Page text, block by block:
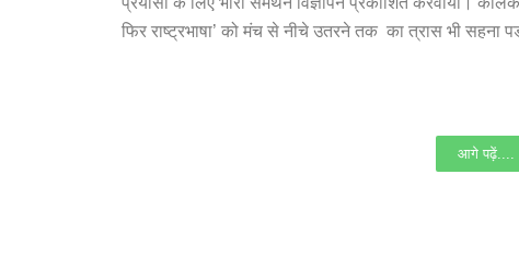
फिर राष्ट्रभाषा’ को मंच से नीचे उतरने तक का त्रास भी सहना
आगे पढ़ें....